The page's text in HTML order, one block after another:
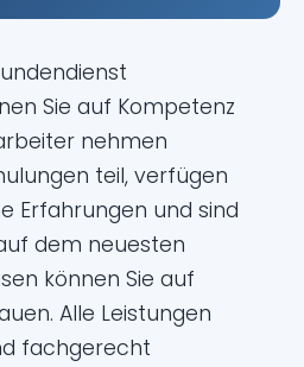
Sie auf Kompetenz
nehmen
teil, verfügen
Erfahrungen und sind
dem neuesten
können Sie auf
Alle Leistungen
fachgerecht